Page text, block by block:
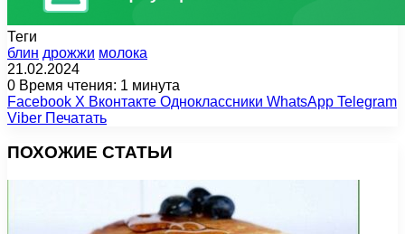
Теги
блин дрожжи молока
21.02.2024
0 Время чтения: 1 минута
Facebook X Вконтакте Одноклассники WhatsApp Telegram
Viber Печатать
ПОХОЖИЕ СТАТЬИ